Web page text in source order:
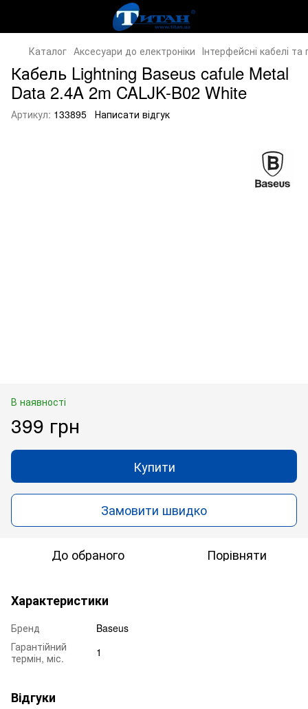
Каталог Аксесуари до електроніки Інтерфейсні кабелі та
Кабель Lightning Baseus cafule Metal
Data 2.4A 2m CALJK-B02 White
Артикул: 133895 Написати відгук
В наявності
399 грн
Купити
Замовити швидко
До обраного Порівняти
Характеристики
Бренд
Baseus
Гарантійний
термін, міс.
1
Відгуки